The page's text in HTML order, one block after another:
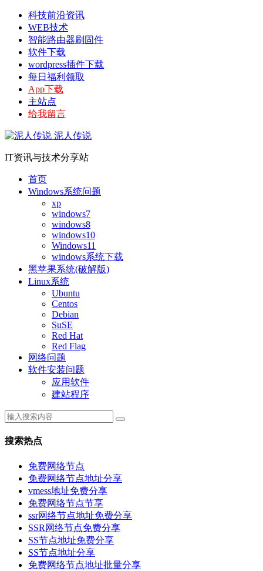
科技前沿资讯
WEB技术
智能路由器刷固件
软件下载
wordpress插件下载
每日福利领取
App下载
主站点
给我留言
泥人传说
IT资讯与技术分享站
首页
Windows系统问题
xp
windows7
windows8
windows10
Windows11
windows系统下载
黑苹果系统(破解版)
Linux系统
Ubuntu
Centos
Debian
SuSE
Red Hat
Red Flag
网络问题
软件安装问题
应用软件
建站程序
搜索热点
免费网络节点
免费网络节点地址分享
vmess地址免费分享
免费网络节点节享
ssr网络节点地址免费分享
SSR网络节点免费分享
SS节点地址免费分享
SS节点地址分享
免费网络节点地址批量分享